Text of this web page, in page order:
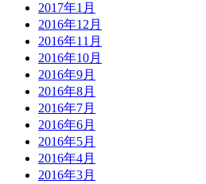
2017年1月
2016年12月
2016年11月
2016年10月
2016年9月
2016年8月
2016年7月
2016年6月
2016年5月
2016年4月
2016年3月